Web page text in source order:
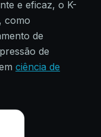
e eficaz, o K-
como
de
de
ciência de